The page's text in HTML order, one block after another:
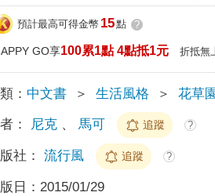
預計最高可得金幣 15點 ?
GO享100累1點 4點抵1元 折抵無
： 中文書 ＞ 生活風格 ＞ 花草
： 尼克 、 馬可 追蹤 ?
社： 流行風 追蹤 ?
日： 2015/01/29